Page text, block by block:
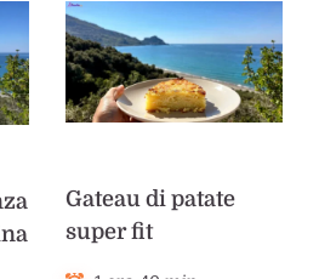
Gateau di patate
super fit